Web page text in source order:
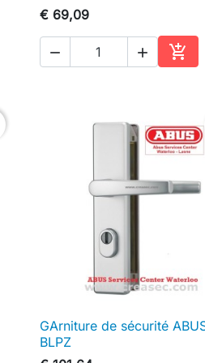
€ 69,09
  
In
 Snel bekijken
GArniture de sécurité
BLPZ